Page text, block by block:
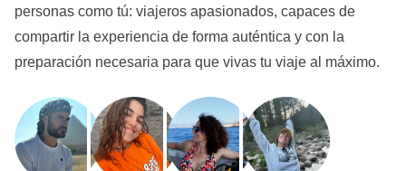
personas como tú: viajeros apasionados, capaces de
compartir la experiencia de forma auténtica y con la
preparación necesaria para que vivas tu viaje al máximo.